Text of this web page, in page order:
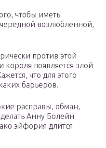
чтобы иметь
возлюбленной,
против этой
короля появляется злой
что для этого
барьеров.
расправы, обман,
Анну Болейн
эйфория длится